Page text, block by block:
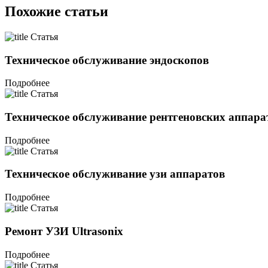
Похожие статьи
Статья
Техническое обслуживание эндоскопов
Подробнее
Статья
Техническое обслуживание рентгеновских
Подробнее
Статья
Техническое обслуживание узи аппаратов
Подробнее
Статья
Ремонт УЗИ Ultrasonix
Подробнее
Статья